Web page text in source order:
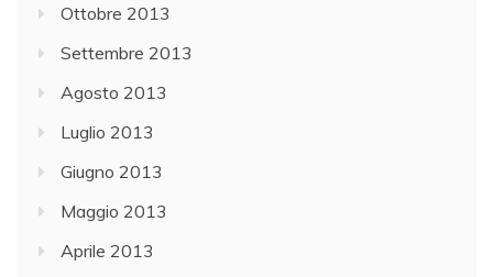
Ottobre 2013
Settembre 2013
Agosto 2013
Luglio 2013
Giugno 2013
Maggio 2013
Aprile 2013